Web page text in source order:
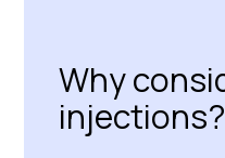
Why
injections?